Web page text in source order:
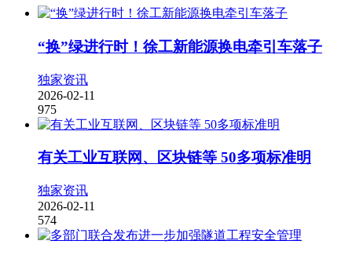
“换”绿进行时！徐工新能源换电牵引车落子
独家资讯
2026-02-11
975
有关工业互联网、区块链等 50多项标准明
独家资讯
2026-02-11
574